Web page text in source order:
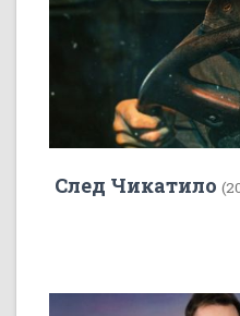
След Чикатило